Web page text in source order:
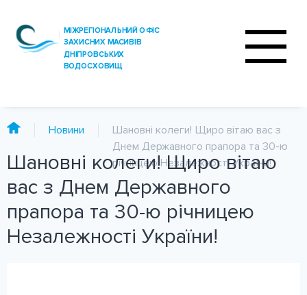
ПРО ОФІС
ДІЯЛЬНІСТЬ
ПОСЛУГИ
Новини
Шановні колеги! Щиро вітаю вас з
Днем Державного прапора та 30-ю
річницею Незалежності України!
Шановні колеги! Щиро вітаю
вас з Днем Державного
прапора та 30-ю річницею
Незалежності України!